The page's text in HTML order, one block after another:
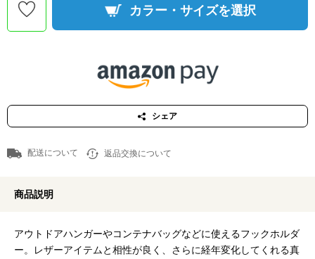
カラー・サイズを選択
シェア
配送について 返品交換について
商品説明
アウトドアハンガーやコンテナバッグなどに使えるフックホルダ
ー。レザーアイテムと相性が良く、さらに経年変化してくれる真